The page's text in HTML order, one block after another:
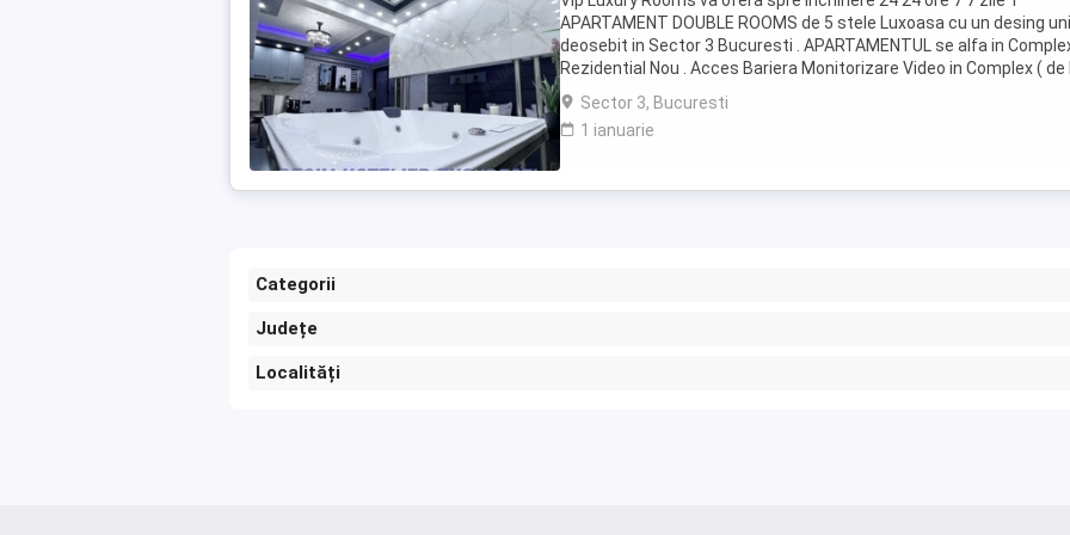
APARTAMENT DOUBLE ROOMS de 5 stele Luxoasa cu un desing
deosebit in Sector 3 Bucuresti . APARTAMENTUL se alfa in
Rezidential Nou . Acces Bariera Monitorizare Video in Complex ( de
Politia Locala Sector 3 ) Loc de parcare ...
Sector 3, Bucuresti
1 ianuarie
Categorii
Județe
Localități